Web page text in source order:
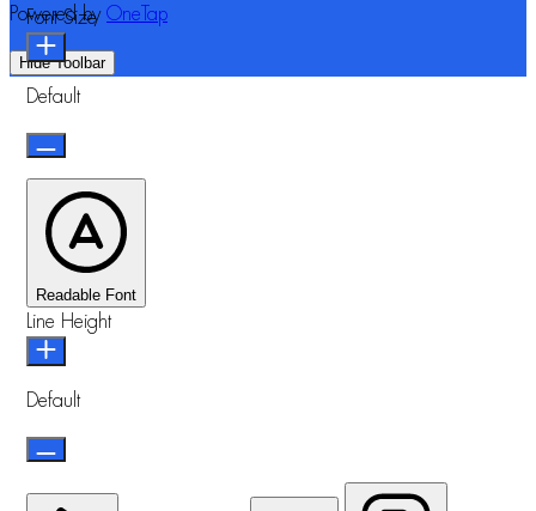
Powered by OneTap
Hide Toolbar
Font Size
Default
Readable Font
Line Height
Default